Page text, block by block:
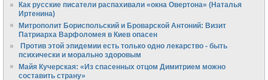
Как русские писатели распахивали «окна Овертона» (Наталья
Иртенина)
Митрополит Бориспольский и Броварской Антоний: Визит
Патриарха Варфоломея в Киев опасен
Против этой эпидемии есть только одно лекарство - быть
психически и морально здоровым
Майя Кучерская: «Из спасенных отцом Димитрием можно
составить страну»